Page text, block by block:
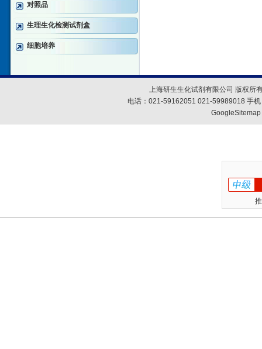
对照品
生理生化检测试剂盒
细胞培养
上海研生生化试剂有限公司 版权所
电话：021-59162051 021-59989018 手
GoogleSitemap